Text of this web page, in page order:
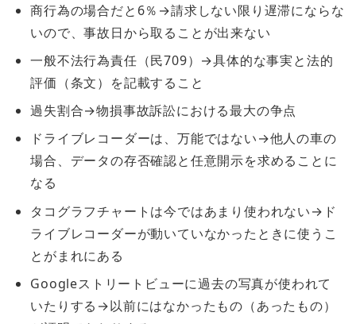
商行為の場合だと6％→請求しない限り遅滞にならな
いので、事故日から取ることが出来ない
一般不法行為責任（民709）→具体的な事実と法的
評価（条文）を記載すること
過失割合→物損事故訴訟における最大の争点
ドライブレコーダーは、万能ではない→他人の車の
場合、データの存否確認と任意開示を求めることに
なる
タコグラフチャートは今ではあまり使われない→ド
ライブレコーダーが動いていなかったときに使うこ
とがまれにある
Googleストリートビューに過去の写真が使われて
いたりする→以前にはなかったもの（あったもの）